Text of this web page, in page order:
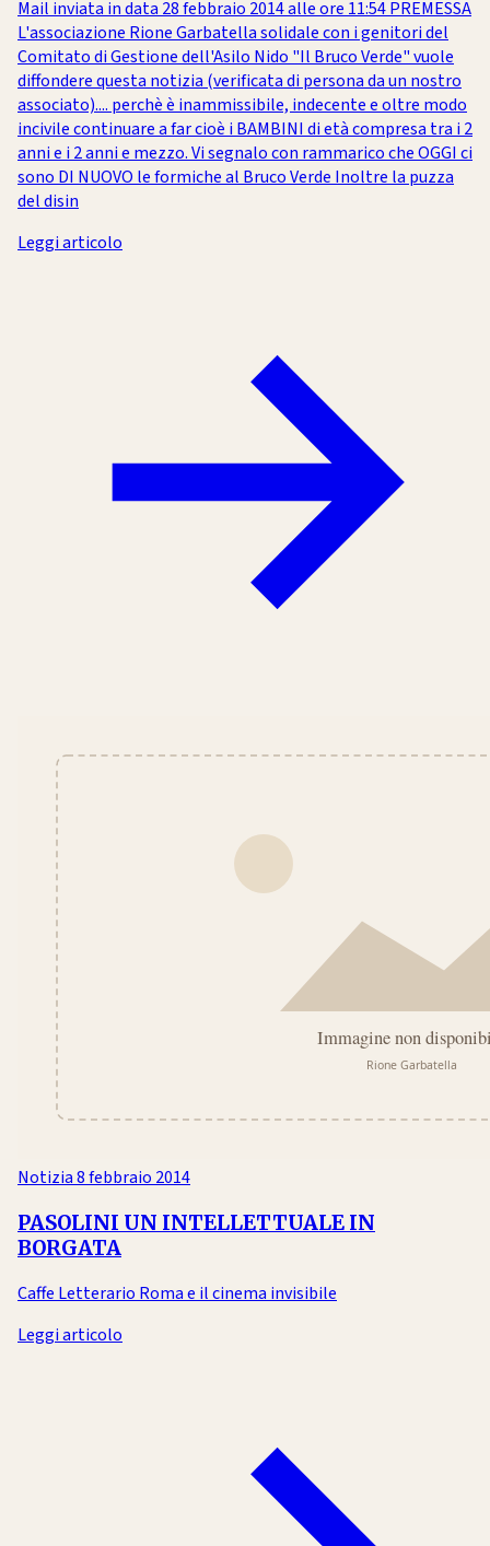
Mail inviata in data 28 febbraio 2014 alle ore 11:54 PREMESSA
L'associazione Rione Garbatella solidale con i genitori del
Comitato di Gestione dell'Asilo Nido "Il Bruco Verde" vuole
diffondere questa notizia (verificata di persona da un nostro
associato).... perchè è inammissibile, indecente e oltre modo
incivile continuare a far cioè i BAMBINI di età compresa tra i 2
anni e i 2 anni e mezzo. Vi segnalo con rammarico che OGGI ci
sono DI NUOVO le formiche al Bruco Verde Inoltre la puzza
del disin
Leggi articolo
Notizia8 febbraio 2014
PASOLINI UN INTELLETTUALE IN
BORGATA
Caffe Letterario Roma e il cinema invisibile
Leggi articolo